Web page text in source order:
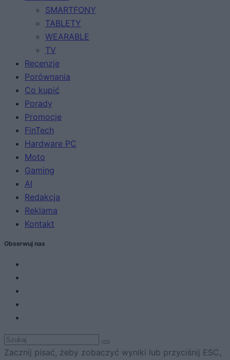
SMARTFONY
TABLETY
WEARABLE
TV
Recenzje
Porównania
Co kupić
Porady
Promocje
FinTech
Hardware PC
Moto
Gaming
AI
Redakcja
Reklama
Kontakt
Obserwuj nas
Zacznij pisać, żeby zobaczyć wyniki lub przyciśnij ESC,